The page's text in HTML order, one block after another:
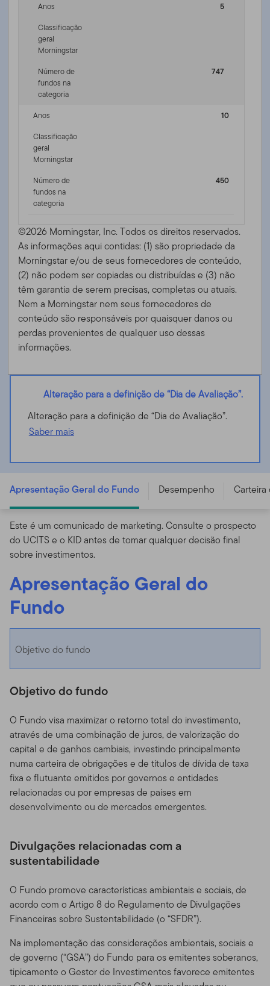
Anos
5
Classificação
geral
Morningstar
Número de
fundos na
categoria
747
Anos
10
Classificação
geral
Morningstar
Número de
fundos na
categoria
450
©2026 Morningstar, Inc. Todos os direitos reservados.
As informações aqui contidas: (1) são propriedade da
Morningstar e/ou de seus fornecedores de conteúdo,
(2) não podem ser copiadas ou distribuídas e (3) não
têm garantia de serem precisas, completas ou atuais.
Nem a Morningstar nem seus fornecedores de
conteúdo são responsáveis ​​por quaisquer danos ou
perdas provenientes de qualquer uso dessas
informações.
Alteração para a definição de “Dia de Avaliação”.
Alteração para a definição de “Dia de Avaliação”.
Saber mais
- LU0478345209
Apresentação Geral do Fundo Desempenho
Este é um comunicado de marketing. Consulte o prospecto
do UCITS e o KID antes de tomar qualquer decisão final
sobre investimentos.
Apresentação Geral do
Fundo
Objetivo do fundo
Objetivo do fundo
O Fundo visa maximizar o retorno total do investimento,
através de uma combinação de juros, de valorização do
capital e de ganhos cambiais, investindo principalmente
numa carteira de obrigações e de títulos de dívida de taxa
fixa e flutuante emitidos por governos e entidades
relacionadas ou por empresas de países em
desenvolvimento ou de mercados emergentes.
Divulgações relacionadas com a
sustentabilidade
O Fundo promove características ambientais e sociais, de
acordo com o Artigo 8 do Regulamento de Divulgações
Financeiras sobre Sustentabilidade (o “SFDR”).
Na implementação das considerações ambientais, sociais e
de governo (“GSA”) do Fundo para os emitentes soberanos,
tipicamente o Gestor de Investimentos favorece emitentes